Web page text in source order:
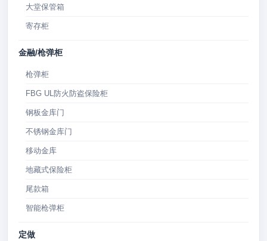
大堂保管箱
寄存柜
金融/枪弹柜
枪弹柜
FBG UL防火防盗保险柜
钢板金库门
不锈钢金库门
移动金库
地藏式保险柜
尾款箱
智能枪弹柜
定做